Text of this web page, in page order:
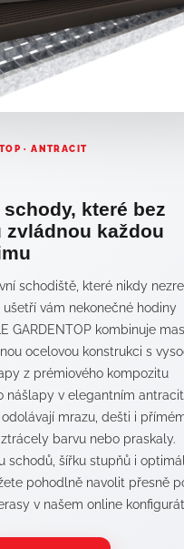
· ANTRACIT
které bez
zvládnou každou
schodiště, které nikdy
ušetří vám nekonečné hodiny
GARDENTOP kombinuje
ocelovou konstrukci s
z prémiového kompozitu
nášlapy v elegantním
mrazu, dešti i
barvu nebo praskaly.
schodů, šířku stupňů i
pohodlně navolit přesně
v našem online